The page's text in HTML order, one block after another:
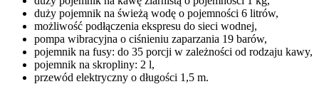
duży pojemnik na świeżą wodę o pojemności 6 litrów,
możliwość podłączenia ekspresu do sieci wodnej,
pompa wibracyjna o ciśnieniu zaparzania 19 barów,
pojemnik na fusy: do 35 porcji w zależności od rodzaju kawy,
pojemnik na skropliny: 2 l,
przewód elektryczny o długości 1,5 m.